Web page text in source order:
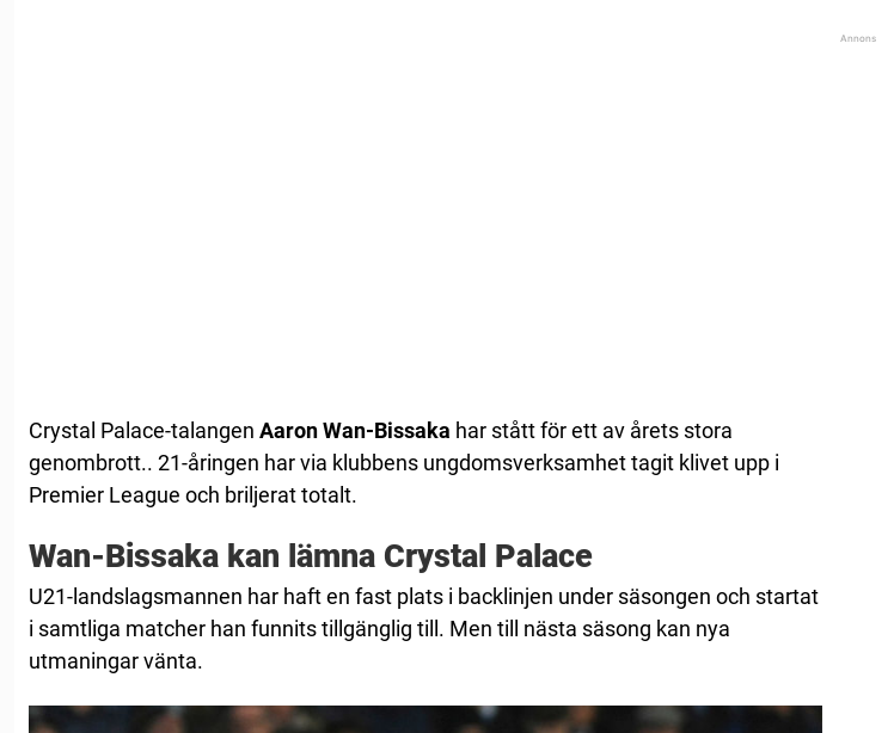
Crystal Palace-talangen Aaron Wan-Bissaka har stått för ett av årets stora
genombrott.. 21-åringen har via klubbens ungdomsverksamhet tagit klivet upp i
Premier League och briljerat totalt.
Wan-Bissaka kan lämna Crystal Palace
U21-landslagsmannen har haft en fast plats i backlinjen under säsongen och startat
i samtliga matcher han funnits tillgänglig till. Men till nästa säsong kan nya
utmaningar vänta.